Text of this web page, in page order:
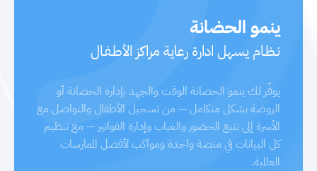
ينمو الحضانة
نـظـام يسهل ادارة رعاية مراكز الأطـفـال
يوفّر لك ينمو الحضانة الوقت والجهد بإدارة الحضانة أو
الروضة بشكل متكامل — من تسجيل الأطفال والتواصل مع
الأسرة إلى تتبع الحضور والغياب وإدارة الفواتير — مع تنظيم
كل البيانات في منصة واحدة ومواكب لأفضل الممارسات
العالمية.